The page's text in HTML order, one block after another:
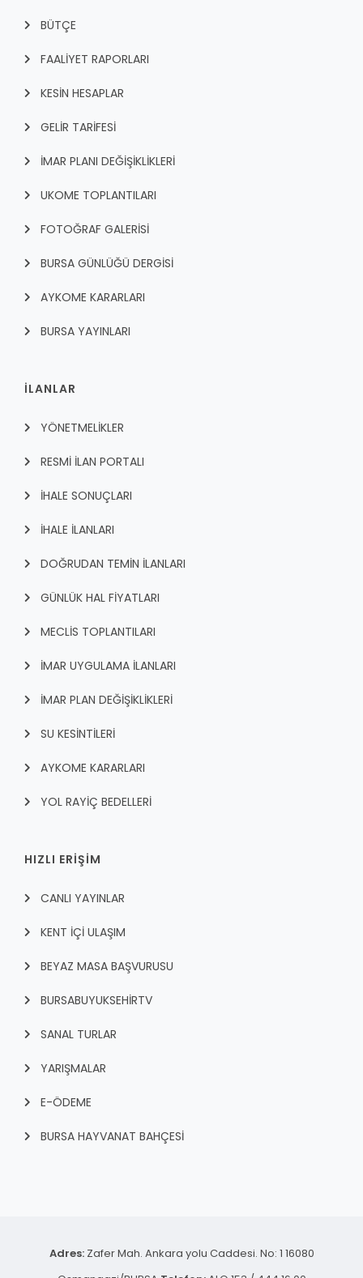
BÜTÇE
FAALİYET RAPORLARI
KESİN HESAPLAR
GELİR TARİFESİ
İMAR PLANI DEĞİŞİKLİKLERİ
UKOME TOPLANTILARI
FOTOĞRAF GALERİSİ
BURSA GÜNLÜĞÜ DERGİSİ
AYKOME KARARLARI
BURSA YAYINLARI
İLANLAR
YÖNETMELİKLER
RESMİ İLAN PORTALI
İHALE SONUÇLARI
İHALE İLANLARI
DOĞRUDAN TEMİN İLANLARI
GÜNLÜK HAL FİYATLARI
MECLİS TOPLANTILARI
İMAR UYGULAMA İLANLARI
İMAR PLAN DEĞİŞİKLİKLERİ
SU KESİNTİLERİ
AYKOME KARARLARI
YOL RAYİÇ BEDELLERİ
HIZLI ERİŞİM
CANLI YAYINLAR
KENT İÇI ULAŞIM
BEYAZ MASA BAŞVURUSU
BURSABUYUKSEHIRTV
SANAL TURLAR
YARIŞMALAR
E-ÖDEME
BURSA HAYVANAT BAHÇESİ
Adres:Zafer Mah. Ankara yolu Caddesi. No: 1 16080